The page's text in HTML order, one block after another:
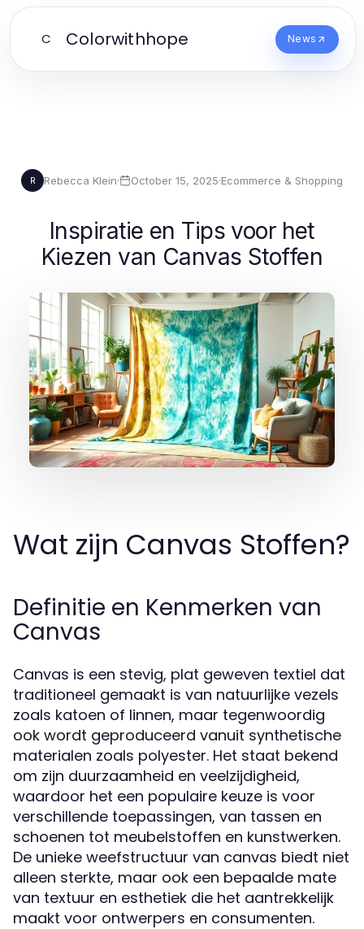
C Colorwithhope News
R Rebecca Klein· October 15, 2025·Ecommerce & Shopping
Inspiratie en Tips voor het
Kiezen van Canvas Stoffen
Wat zijn Canvas Stoffen?
Definitie en Kenmerken van
Canvas
Canvas is een stevig, plat geweven textiel dat
traditioneel gemaakt is van natuurlijke vezels
zoals katoen of linnen, maar tegenwoordig
ook wordt geproduceerd vanuit synthetische
materialen zoals polyester. Het staat bekend
om zijn duurzaamheid en veelzijdigheid,
waardoor het een populaire keuze is voor
verschillende toepassingen, van tassen en
schoenen tot meubelstoffen en kunstwerken.
De unieke weefstructuur van canvas biedt niet
alleen sterkte, maar ook een bepaalde mate
van textuur en esthetiek die het aantrekkelijk
maakt voor ontwerpers en consumenten.